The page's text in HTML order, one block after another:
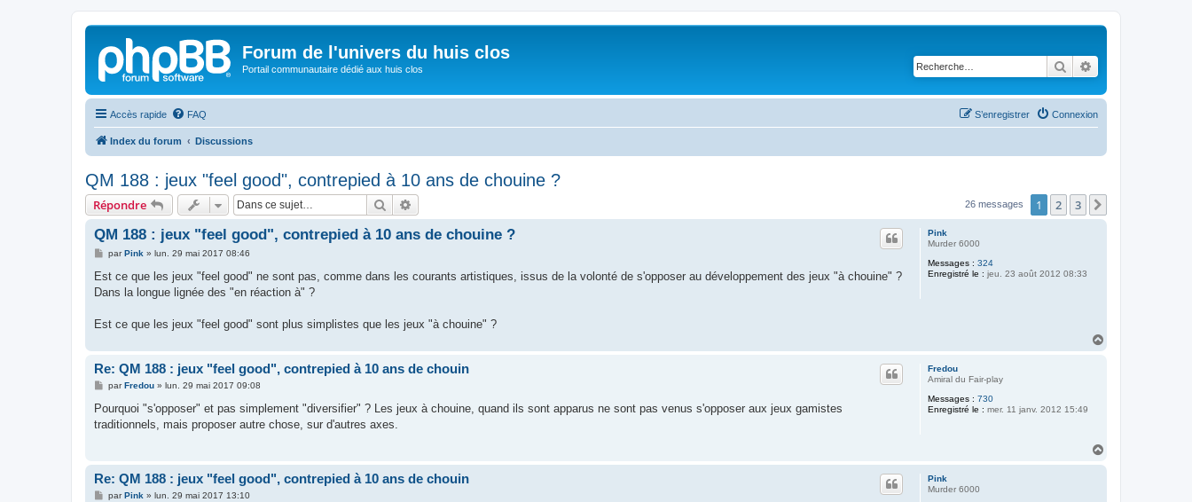
Forum de l'univers du huis clos
Portail communautaire dédié aux huis clos Rechercher
Accès rapide FAQ Connexion
S’enregistrer
Index du forum Discussions
QM 188 : jeux "feel good", contrepied à 10 ans de chouine ?
Répondre Rechercher 26 messages 1 2 3
Pink
Murder 6000
Messages : 324
Enregistré le : jeu. 23 août 2012 08:33
QM 188 : jeux "feel good", contrepied à 10 ans de chouine ?
M
s
a
parPink » lun. 29 mai 2017 08:46
Est ce que les jeux "feel good" ne sont pas, comme dans les courants artistiques, issus de la volonté de s'opposer au développement des jeux "à chouine" ?
Dans la longue lignée des "en réaction à" ?
Est ce que les jeux "feel good" sont plus simplistes que les jeux "à chouine" ?
Fredou
Amiral du Fair-play
Messages : 730
Enregistré le : mer. 11 janv. 2012 15:49
Re: QM 188 : jeux "feel good", contrepied à 10 ans de chouin
M
s
a
parFredou» lun. 29 mai 2017 09:08
Pourquoi "s'opposer" et pas simplement "diversifier" ? Les jeux à chouine, quand ils sont apparus ne sont pas venus s'opposer aux jeux gamistes
traditionnels, mais proposer autre chose, sur d'autres axes.
Pink
Murder 6000
Re: QM 188 : jeux "feel good", contrepied à 10 ans de chouin
MparPink » lun. 29 mai 2017 13:10